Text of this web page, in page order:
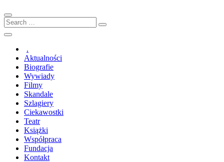
Search
…
.
Aktualności
Biografie
Wywiady
Filmy
Skandale
Szlagiery
Ciekawostki
Teatr
Książki
Współpraca
Fundacja
Kontakt